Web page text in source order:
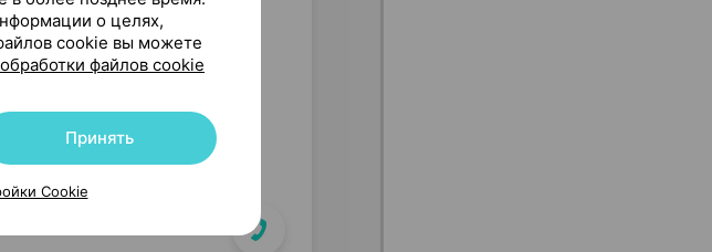
о целях,
cookie вы можете
файлов cookie
Принять
Cookie